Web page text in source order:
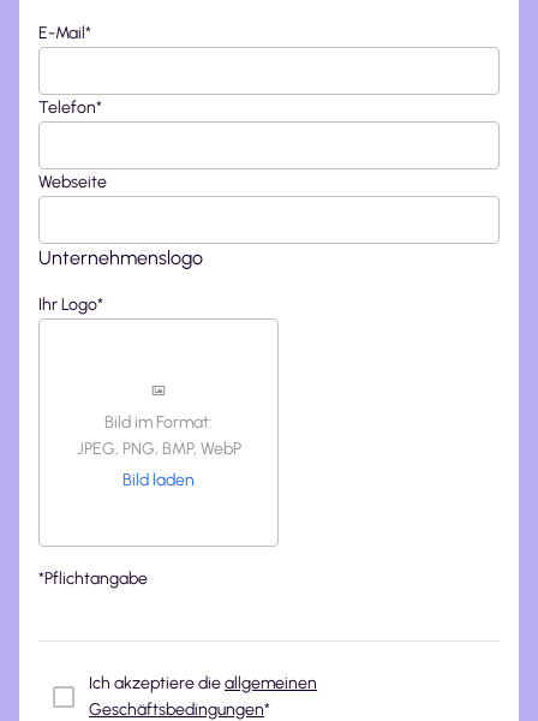
E-Mail*
Telefon*
Webseite
Unternehmenslogo
Ihr Logo*
Bild im Format:
JPEG, PNG, BMP, WebP
Bild laden
*Pflichtangabe
Ich akzeptiere dieallgemeinen
Geschäftsbedingungen*